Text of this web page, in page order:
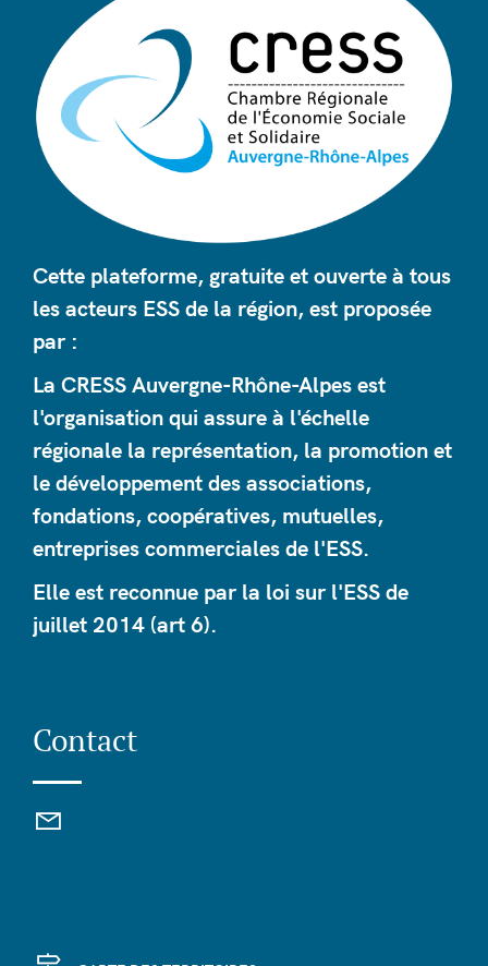
Cette plateforme, gratuite et ouverte à tous
les acteurs ESS de la région, est proposée
par :
La CRESS Auvergne-Rhône-Alpes est
l'organisation qui assure à l'échelle
régionale la représentation, la promotion et
le développement des associations,
fondations, coopératives, mutuelles,
entreprises commerciales de l'ESS.
Elle est reconnue par la loi sur l'ESS de
juillet 2014 (art 6).
Contact